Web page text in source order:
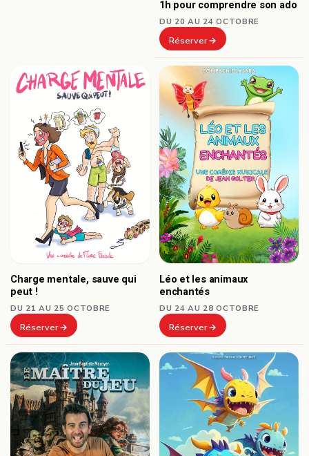
1h pour comprendre son ado
DU 20 AU 24 OCTOBRE
Réserver
Charge mentale, sauve qui
peut !
DU 21 AU 25 OCTOBRE
Réserver
Léo et les animaux
enchantés
DU 24 AU 28 OCTOBRE
Réserver